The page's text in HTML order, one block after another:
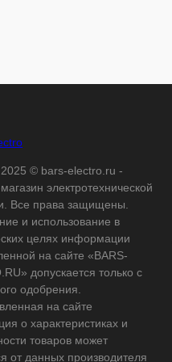
© bars-electro.ru -
электротехнической
Все права защищены.
и использование в
целях информации
на сайте «BARS-
допускается только с
одобрения.
на сайте
о характеристиках и
товаров может
от данных производителя